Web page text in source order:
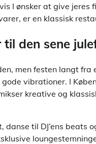
I ønsker at give
er en klassisk
den sene
men festen langt
vibrationer. I
kreative og
danse til DJ’ens beats